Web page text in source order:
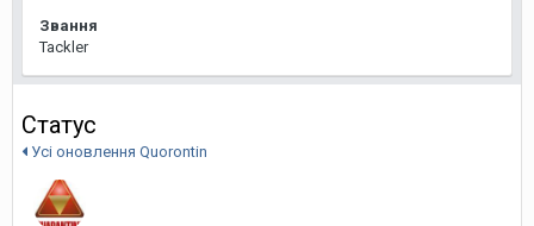
Звання
Tackler
Статус
Усі оновлення Quorontin